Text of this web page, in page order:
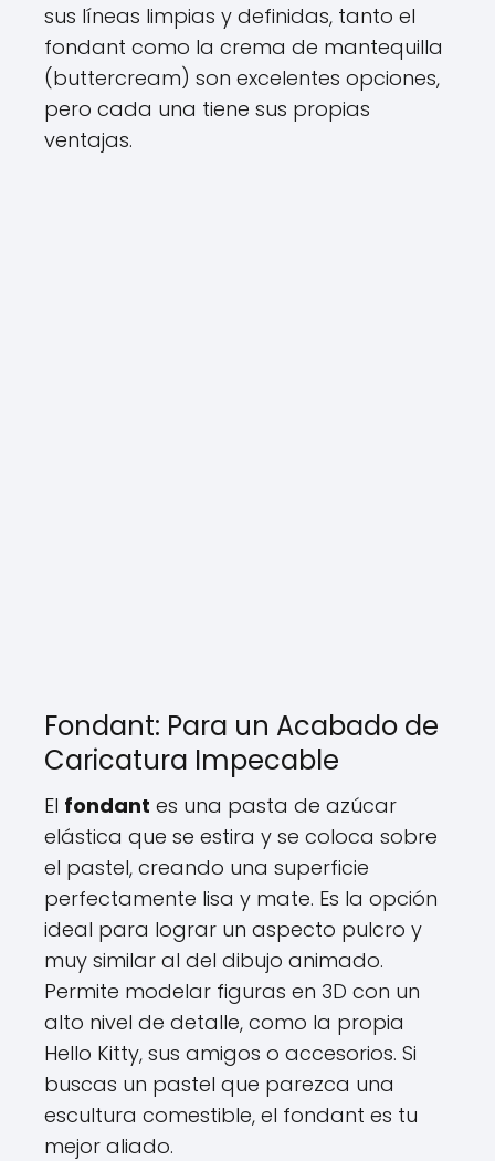
sus líneas limpias y definidas, tanto el
fondant como la crema de mantequilla
(buttercream) son excelentes opciones,
pero cada una tiene sus propias
ventajas.
Fondant: Para un Acabado de
Caricatura Impecable
El fondant es una pasta de azúcar
elástica que se estira y se coloca sobre
el pastel, creando una superficie
perfectamente lisa y mate. Es la opción
ideal para lograr un aspecto pulcro y
muy similar al del dibujo animado.
Permite modelar figuras en 3D con un
alto nivel de detalle, como la propia
Hello Kitty, sus amigos o accesorios. Si
buscas un pastel que parezca una
escultura comestible, el fondant es tu
mejor aliado.